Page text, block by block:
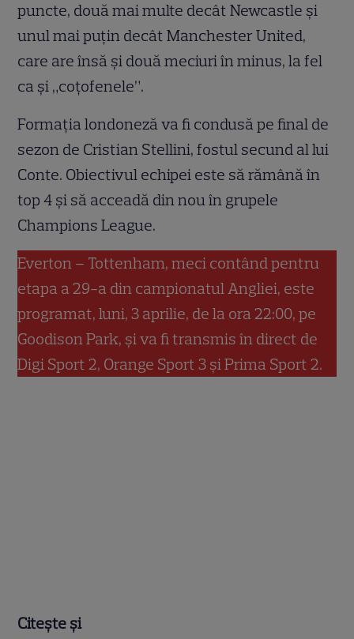
puncte, două mai multe decât Newcastle și
unul mai puțin decât Manchester United,
care are însă și două meciuri în minus, la fel
ca și „coțofenele”.
Formația londoneză va fi condusă pe final de
sezon de Cristian Stellini, fostul secund al lui
Conte. Obiectivul echipei este să rămână în
top 4 și să acceadă din nou în grupele
Champions League.
Everton – Tottenham, meci contând pentru
etapa a 29-a din campionatul Angliei, este
programat, luni, 3 aprilie, de la ora 22:00, pe
Goodison Park, şi va fi transmis în direct de
Digi Sport 2, Orange Sport 3 şi Prima Sport 2.
Citește și